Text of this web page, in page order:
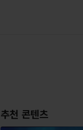
추천 콘텐츠